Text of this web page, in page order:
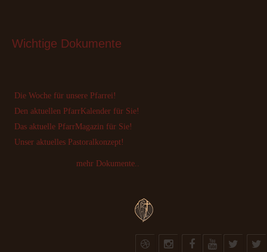
Wichtige Dokumente
Die Woche für unsere Pfarrei!
Den aktuellen PfarrKalender für Sie!
Das aktuelle PfarrMagazin für Sie!
Unser aktuelles Pastoralkonzept!
mehr Dokumente..